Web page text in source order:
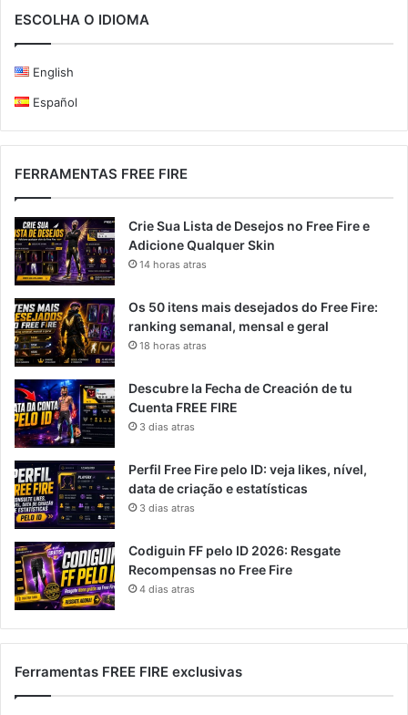
ESCOLHA O IDIOMA
English
Español
FERRAMENTAS FREE FIRE
Crie Sua Lista de Desejos no Free Fire e
Adicione Qualquer Skin
14 horas atras
Os 50 itens mais desejados do Free Fire:
ranking semanal, mensal e geral
18 horas atras
Descubre la Fecha de Creación de tu
Cuenta FREE FIRE
3 dias atras
Perfil Free Fire pelo ID: veja likes, nível,
data de criação e estatísticas
3 dias atras
Codiguin FF pelo ID 2026: Resgate
Recompensas no Free Fire
4 dias atras
Ferramentas FREE FIRE exclusivas